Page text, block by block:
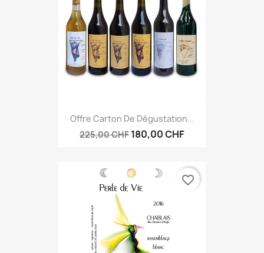
Offre Carton De Dégustation...
225,00 CHF 180,00 CHF
favorite_border